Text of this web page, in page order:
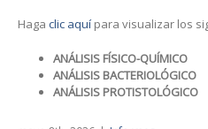
Haga clic aquí para visualizar los
ANÁLISIS FÍSICO-QUÍMICO
ANÁLISIS BACTERIOLÓGICO
ANÁLISIS PROTISTOLÓGICO